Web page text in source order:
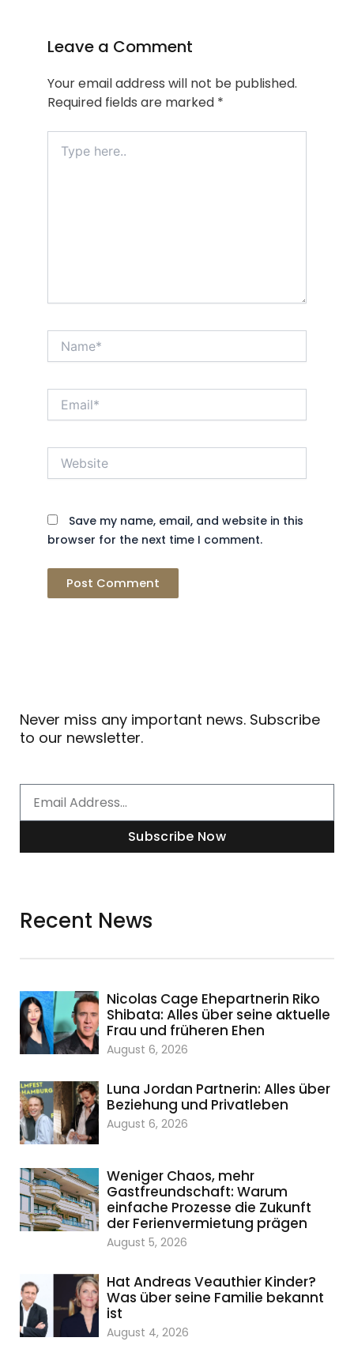
Leave a Comment
Your email address will not be published.
Required fields are marked *
here..
Name*
Email*
Website
Save my name, email, and website in this
browser for the next time I comment.
Never miss any important news. Subscribe
to our newsletter.
Subscribe Now
Recent News
Nicolas Cage Ehepartnerin Riko
Shibata: Alles über seine aktuelle
Frau und früheren Ehen
August 6, 2026
Luna Jordan Partnerin: Alles über
Beziehung und Privatleben
August 6, 2026
Weniger Chaos, mehr
Gastfreundschaft: Warum
einfache Prozesse die Zukunft
der Ferienvermietung prägen
August 5, 2026
Hat Andreas Veauthier Kinder?
Was über seine Familie bekannt
ist
August 4, 2026